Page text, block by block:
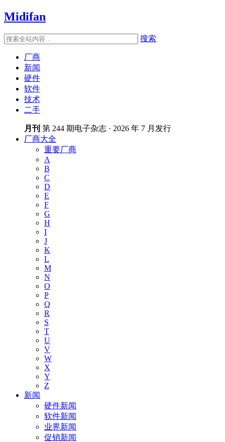
Midifan
搜索
厂商
新闻
硬件
软件
技术
二手
月刊 第 244 期电子杂志 · 2026 年 7 月发行
厂商大全
重要厂商
A
B
C
D
E
F
G
H
I
J
K
L
M
N
O
P
Q
R
S
T
U
V
W
X
Y
Z
新闻
硬件新闻
软件新闻
业界新闻
促销新闻